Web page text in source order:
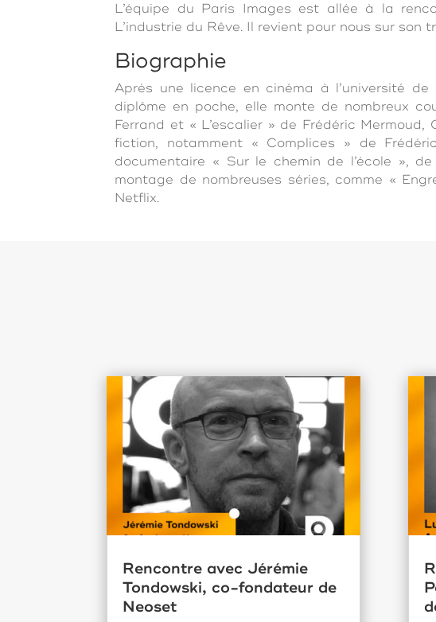
L’équipe du Paris Images est allée à la
L’industrie du Rêve. Il revient pour nous sur son
Biographie
Après une licence en cinéma à l’université
diplôme en poche, elle monte de nombreux
Ferrand et « L’escalier » de Frédéric
fiction, notamment « Complices » de
documentaire « Sur le chemin de l’école »,
montage de nombreuses séries, comme «
Netflix.
Rencontre avec Jérémie
Tondowski, co-fondateur de
Neoset